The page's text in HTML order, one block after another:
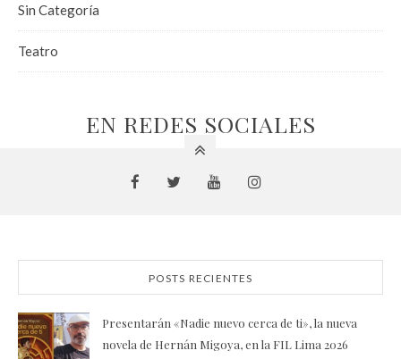
Sin Categoría
Teatro
EN REDES SOCIALES
POSTS RECIENTES
Presentarán «Nadie nuevo cerca de ti», la nueva
novela de Hernán Migoya, en la FIL Lima 2026